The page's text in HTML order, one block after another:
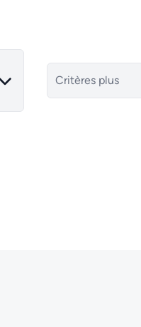
Critères plus